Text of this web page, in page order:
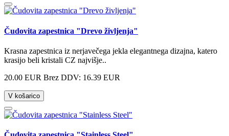
Čudovita zapestnica "Drevo življenja"
Krasna zapestnica iz nerjavečega jekla elegantnega dizajna, katero
krasijo beli kristali CZ najvišje..
20.00 EUR Brez DDV: 16.39 EUR
V košarico